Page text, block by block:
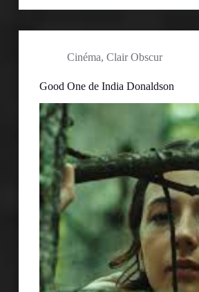
Cinéma, Clair Obscur
Good One de India Donaldson